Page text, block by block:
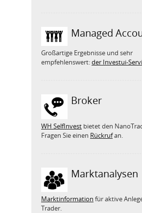
Managed
Großartige Ergebnisse und sehr
empfehlenswert:der Investui-
Broker
WH SelfInvest bietet den
Fragen Sie einen Rückrufan.
Marktanalysen
Marktinformation für aktive
Trader.